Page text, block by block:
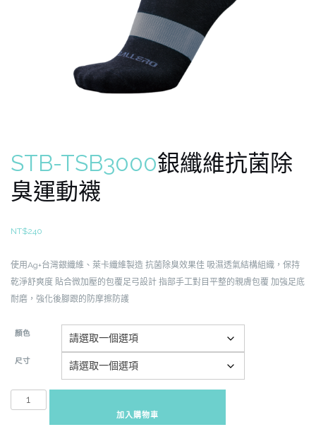
STB-TSB3000銀纖維抗菌除
臭運動襪
NT$240
使用Ag+台灣銀纖維、萊卡纖維製造 抗菌除臭效果佳 吸濕透氣結構組織，保持
乾淨舒爽度 貼合微加壓的包覆足弓設計 指部手工對目平整的親膚包覆 加強足底
耐磨，強化後腳跟的防摩擦防護
顏色
尺寸
STB-
加入購物車